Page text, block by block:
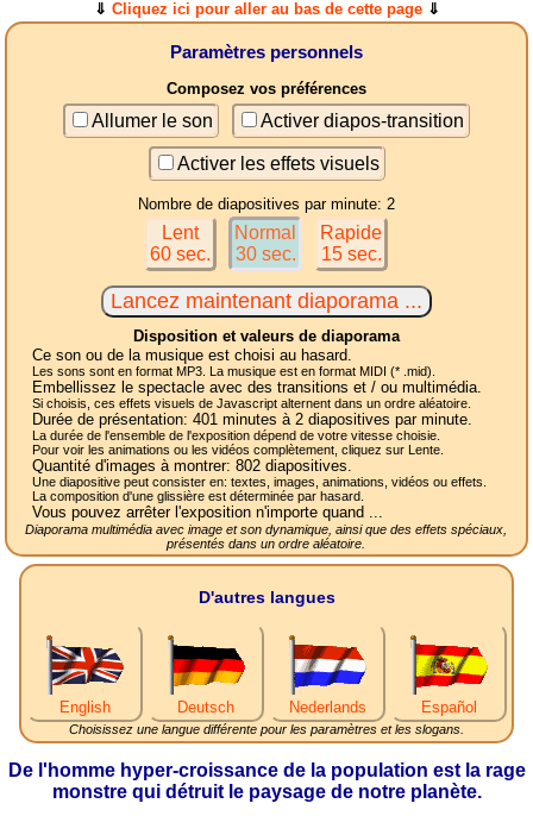
⇓ Cliquez ici pour aller au bas de cette page⇓
Paramètres personnels
Composez vos préférences
Allumer le son Activer diapos-transition
Activer les effets visuels
Nombre de diapositives par minute: 2
Lent
60 sec.
Normal
30 sec.
Rapide
15 sec.
Disposition et valeurs de diaporama
Ce son ou de la musique est choisi au hasard.
Les sons sont en format MP3. La musique est en format MIDI (* .mid).
Embellissez le spectacle avec des transitions et / ou multimédia.
Si choisis, ces effets visuels de Javascript alternent dans un ordre aléatoire.
Durée de présentation: 401 minutes à 2 diapositives par minute.
La durée de l'ensemble de l'exposition dépend de votre vitesse choisie.
Pour voir les animations ou les vidéos complètement, cliquez sur Lente.
Quantité d'images à montrer: 802diapositives.
Une diapositive peut consister en: textes, images, animations, vidéos ou effets.
La composition d'une glissière est déterminée par hasard.
Vous pouvez arrêter l'exposition n'importe quand ...
Diaporama multimédia avec image et son dynamique, ainsi que des effets spéciaux,
présentés dans un ordre aléatoire.
D'autres langues
English Deutsch Nederlands Español
Choisissez une langue différente pour les paramètres et les slogans.
De l'homme hyper-croissance de la population est la rage
monstre qui détruit le paysage de notre planète.